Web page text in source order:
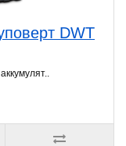
DWT